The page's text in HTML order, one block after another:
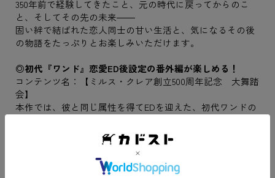
350年前で経験してきたこと、元の時代に戻ってからのこ
と、そしてその先の未来――
固い絆で結ばれた恋人同士の甘い生活と、気になるその後
の物語をたっぷりとお楽しみいただけます。
◎初代『ワンド』恋愛ED後設定の番外編が楽しめる！
コンテンツ名：【ミルス・クレア創立500周年記念 大舞踏
会】
本作では、彼と同じ属性を得てEDを迎えた、初代ワンドの
ミルス・クレア魔法院の創立500周年を記念し、学院を挙げ
ての大舞踏会の開催が決定！
ルルは華麗にドレスアップし、彼とどんなひと時を過ごす